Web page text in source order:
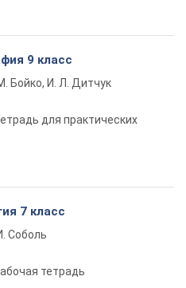
9 класс
Бойко, И. Л. Дитчук
для практических
7 класс
Соболь
тетрадь